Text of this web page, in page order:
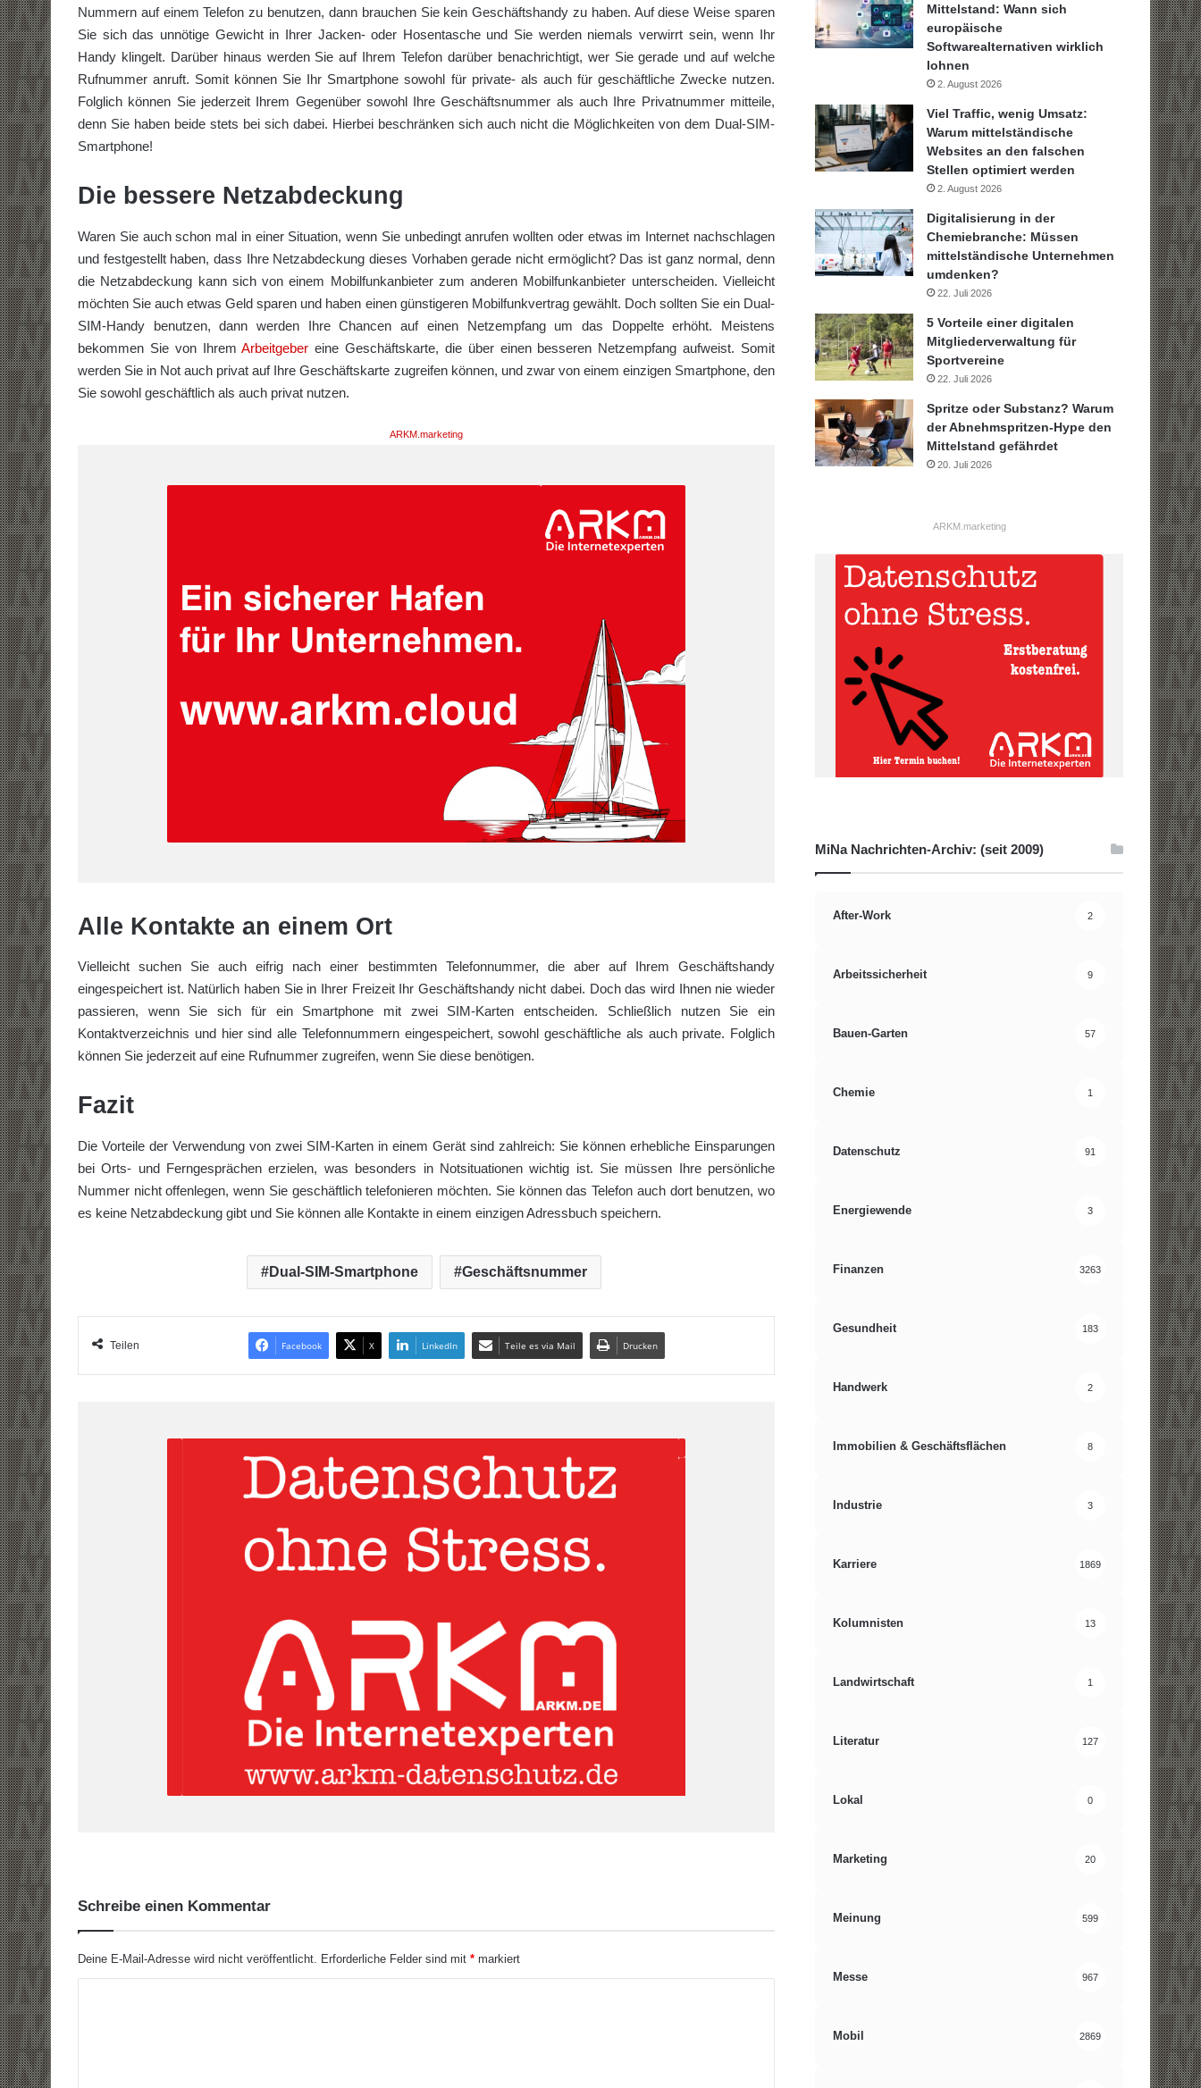
Nummern auf einem Telefon zu benutzen, dann brauchen Sie kein Geschäftshandy zu haben. Auf diese Weise sparen
Sie sich das unnötige Gewicht in Ihrer Jacken- oder Hosentasche und Sie werden niemals verwirrt sein, wenn Ihr
Handy klingelt. Darüber hinaus werden Sie auf Ihrem Telefon darüber benachrichtigt, wer Sie gerade und auf welche
Rufnummer anruft. Somit können Sie Ihr Smartphone sowohl für private- als auch für geschäftliche Zwecke nutzen.
Folglich können Sie jederzeit Ihrem Gegenüber sowohl Ihre Geschäftsnummer als auch Ihre Privatnummer mitteile,
denn Sie haben beide stets bei sich dabei. Hierbei beschränken sich auch nicht die Möglichkeiten von dem Dual-SIM-
Smartphone!
Die bessere Netzabdeckung
Waren Sie auch schon mal in einer Situation, wenn Sie unbedingt anrufen wollten oder etwas im Internet nachschlagen
und festgestellt haben, dass Ihre Netzabdeckung dieses Vorhaben gerade nicht ermöglicht? Das ist ganz normal, denn
die Netzabdeckung kann sich von einem Mobilfunkanbieter zum anderen Mobilfunkanbieter unterscheiden. Vielleicht
möchten Sie auch etwas Geld sparen und haben einen günstigeren Mobilfunkvertrag gewählt. Doch sollten Sie ein Dual-
SIM-Handy benutzen, dann werden Ihre Chancen auf einen Netzempfang um das Doppelte erhöht. Meistens
bekommen Sie von IhremArbeitgeber eine Geschäftskarte, die über einen besseren Netzempfang aufweist. Somit
werden Sie in Not auch privat auf Ihre Geschäftskarte zugreifen können, und zwar von einem einzigen Smartphone, den
Sie sowohl geschäftlich als auch privat nutzen.
ARKM.marketing
Alle Kontakte an einem Ort
Vielleicht suchen Sie auch eifrig nach einer bestimmten Telefonnummer, die aber auf Ihrem Geschäftshandy
eingespeichert ist. Natürlich haben Sie in Ihrer Freizeit Ihr Geschäftshandy nicht dabei. Doch das wird Ihnen nie wieder
passieren, wenn Sie sich für ein Smartphone mit zwei SIM-Karten entscheiden. Schließlich nutzen Sie ein
Kontaktverzeichnis und hier sind alle Telefonnummern eingespeichert, sowohl geschäftliche als auch private. Folglich
können Sie jederzeit auf eine Rufnummer zugreifen, wenn Sie diese benötigen.
Fazit
Die Vorteile der Verwendung von zwei SIM-Karten in einem Gerät sind zahlreich: Sie können erhebliche Einsparungen
bei Orts- und Ferngesprächen erzielen, was besonders in Notsituationen wichtig ist. Sie müssen Ihre persönliche
Nummer nicht offenlegen, wenn Sie geschäftlich telefonieren möchten. Sie können das Telefon auch dort benutzen, wo
es keine Netzabdeckung gibt und Sie können alle Kontakte in einem einzigen Adressbuch speichern.
Dual-SIM-Smartphone Geschäftsnummer
Teilen Facebook X LinkedIn Teile es via Mail Drucken
Schreibe einen Kommentar
Deine E-Mail-Adresse wird nicht veröffentlicht. Erforderliche Felder sind mit * markiert
Mittelstand: Wann sich
europäische
Softwarealternativen wirklich
lohnen
2. August 2026
Viel Traffic, wenig Umsatz:
Warum mittelständische
Websites an den falschen
Stellen optimiert werden
2. August 2026
Digitalisierung in der
Chemiebranche: Müssen
mittelständische Unternehmen
umdenken?
22. Juli 2026
5 Vorteile einer digitalen
Mitgliederverwaltung für
Sportvereine
22. Juli 2026
Spritze oder Substanz? Warum
der Abnehmspritzen-Hype den
Mittelstand gefährdet
20. Juli 2026
ARKM.marketing
MiNa Nachrichten-Archiv: (seit 2009)
After-Work 2
Arbeitssicherheit 9
Bauen-Garten 57
Chemie 1
Datenschutz 91
Energiewende 3
Finanzen 3263
Gesundheit 183
Handwerk 2
Immobilien & Geschäftsflächen 8
Industrie 3
Karriere 1869
Kolumnisten 13
Landwirtschaft 1
Literatur 127
Lokal 0
Marketing 20
Meinung 599
Messe 967
Mobil 2869